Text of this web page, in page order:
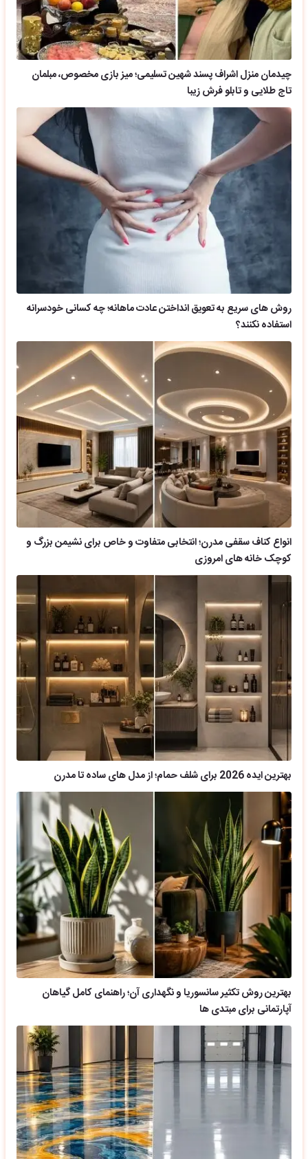
چیدمان منزل اشراف پسند شهین تسلیمی؛ میز بازی مخصوص، مبلمان
تاج طلایی و تابلو فرش زیبا
روش های سریع به تعویق انداختن عادت ماهانه؛ چه کسانی خودسرانه
استفاده نکنند؟
انواع کناف سقفی مدرن؛ انتخابی متفاوت و خاص برای نشیمن بزرگ و
کوچک خانه های امروزی
بهترین ایده 2026 برای شلف حمام؛ از مدل های ساده تا مدرن
بهترین روش تکثیر سانسوریا و نگهداری آن؛ راهنمای کامل گیاهان
آپارتمانی برای مبتدی ها